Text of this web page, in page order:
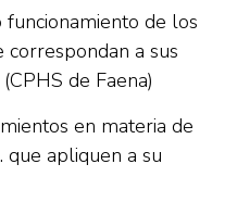
de los
correspondan a sus
de Faena)
en materia de
que apliquen a su